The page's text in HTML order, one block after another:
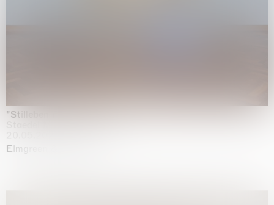
"Stilleben mit Gemüse”
Elmgreen & Dragset